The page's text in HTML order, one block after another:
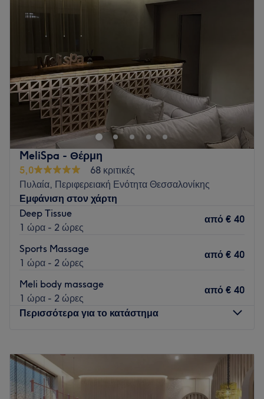
Πέμπτη
Παρασκευή
Κυριακή
Εξειδικεύομαι στο λεμφικό, το αντικυτταριδικό μασάζ και το
μασάζ αποκατάστασης μετά την άσκηση, προσφέροντας
εξατομικευμένα μασάζ προσαρμοσμένα στις ανάγκες σας.
Go to venue
MeliSpa - Θέρμη
5,0
68 κριτικές
Πυλαία, Περιφερειακή Ενότητα Θεσσαλονίκης
Εμφάνιση στον χάρτη
Deep Tissue
1 ώρα - 2 ώρες
από € 40
Sports Massage
1 ώρα - 2 ώρες
από € 40
Meli body massage
1 ώρα - 2 ώρες
από € 40
Περισσότερα για το κατάστημα
Τρίτη
14:00
22:00
Τετάρτη
14:00
22:00
Πέμπτη
22:00